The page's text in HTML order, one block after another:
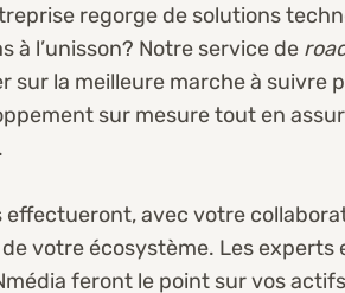
regorge de solutions
à l’unisson? Notre service de
sur la meilleure marche à suivre
sur mesure tout en
effectueront, avec votre
votre écosystème. Les experts
feront le point sur vos